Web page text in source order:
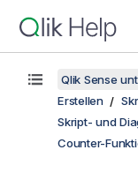
Qlik Sense
Erstellen
Skript- und
Counter-